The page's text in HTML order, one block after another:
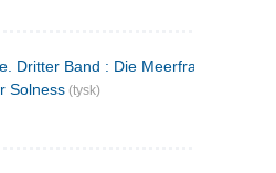
Dritter Band : Die Meerfrau ; Hedda
Solness (tysk)